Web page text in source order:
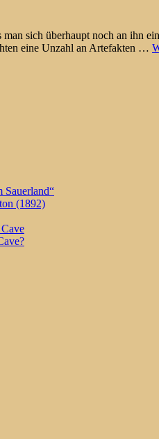
sich überhaupt noch an ihn
eine Unzahl an Artefakten …
Sauerland“
(1892)